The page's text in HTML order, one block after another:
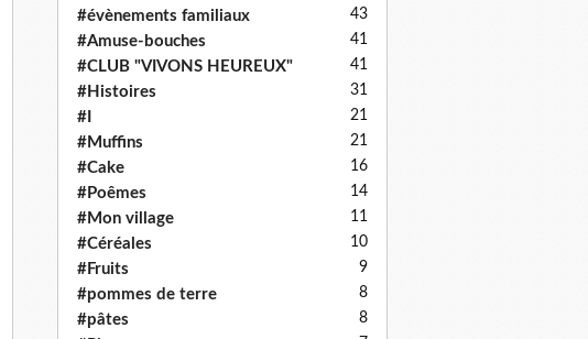
#évènements familiaux 43
#Amuse-bouches 41
#CLUB "VIVONS HEUREUX" 41
#Histoires 31
#I 21
#Muffins 21
#Cake 16
#Poêmes 14
#Mon village 11
#Céréales 10
#Fruits 9
#pommes de terre 8
#pâtes 8